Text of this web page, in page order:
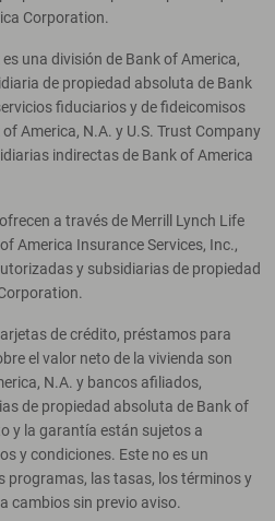
Corporation.
una división de Bank of America,
de propiedad absoluta de Bank
fiduciarios y de fideicomisos
America, N.A. y U.S. Trust Company
indirectas de Bank of America
a través de Merrill Lynch Life
America Insurance Services, Inc.,
y subsidiarias de propiedad
de crédito, préstamos para
el valor neto de la vivienda son
N.A. y bancos afiliados,
de propiedad absoluta de Bank of
y la garantía están sujetos a
y condiciones. Este no es un
programas, las tasas, los términos y
cambios sin previo aviso.